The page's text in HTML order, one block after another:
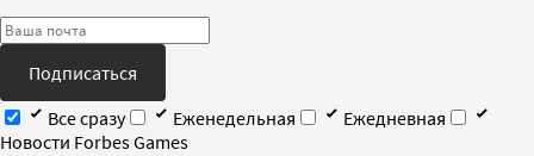
Подписаться
Все сразу
Еженедельная
Ежедневная
Новости Forbes Games